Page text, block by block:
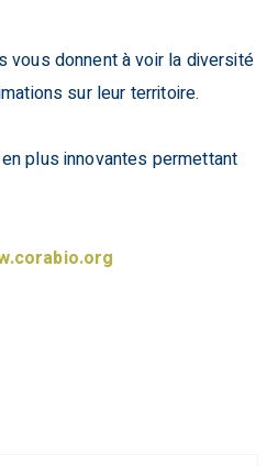
vous donnent à voir la diversité
sur leur territoire.
plus innovantes permettant